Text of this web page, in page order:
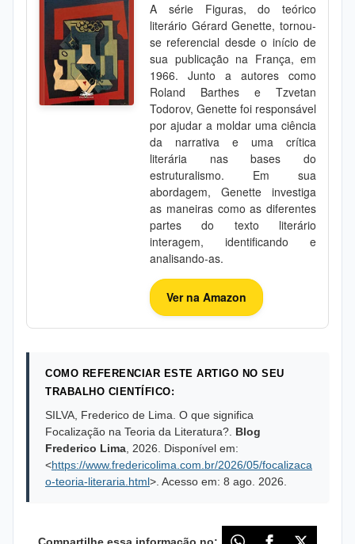
A série Figuras, do teórico
literário Gérard Genette, tornou-
se referencial desde o início de
sua publicação na França, em
1966. Junto a autores como
Roland Barthes e Tzvetan
Todorov, Genette foi responsável
por ajudar a moldar uma ciência
da narrativa e uma crítica
literária nas bases do
estruturalismo. Em sua
abordagem, Genette investiga
as maneiras como as diferentes
partes do texto literário
interagem, identificando e
analisando-as.
Ver na Amazon
COMO REFERENCIAR ESTE ARTIGO NO SEU
TRABALHO CIENTÍFICO:
SILVA, Frederico de Lima. O que significa
Focalização na Teoria da Literatura?. Blog
Frederico Lima 2026 . Disponível em:
<https://www.fredericolima.com.br/2026/05/focalizaca
o-teoria-literaria.html>. Acesso em: 8 ago. 2026
Compartilhe essa informação no: